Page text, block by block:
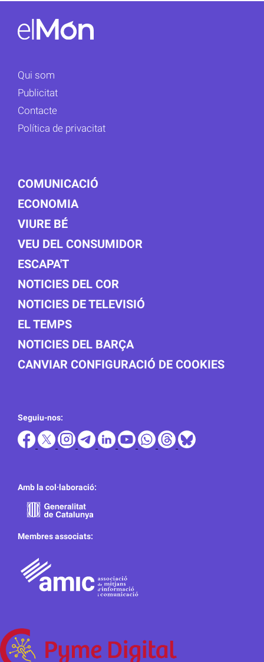
Qui som
Publicitat
Contacte
Política de privacitat
COMUNICACIÓ
ECONOMIA
VIURE BÉ
VEU DEL CONSUMIDOR
ESCAPA'T
NOTICIES DEL COR
NOTICIES DE TELEVISIÓ
EL TEMPS
NOTICIES DEL BARÇA
CANVIAR CONFIGURACIÓ DE COOKIES
Seguiu-nos:
Amb la col·laboració:
Membres associats: